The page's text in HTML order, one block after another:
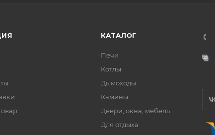
КАТАЛОГ
Печи
Котлы
Дымоходы
Камины
Двери, окна, мебель
Для отдыха